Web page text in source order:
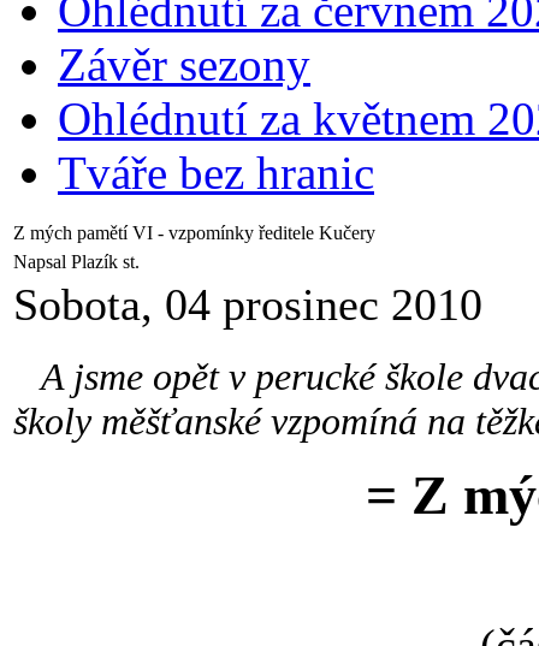
Závěr sezony
Ohlédnutí za květnem
Tváře bez hranic
Z mých pamětí VI - vzpomínky ředitele Kučery
Napsal Plazík st.
Sobota, 04 prosinec 2010
A jsme opět v perucké škole
školy měšťanské vzpomíná na
= Z